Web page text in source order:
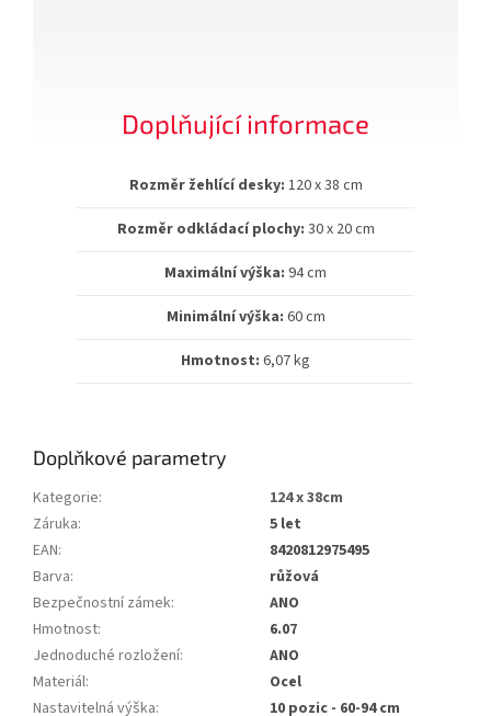
Doplňující informace
Rozměr žehlící desky: 120 x 38 cm
Rozměr odkládací plochy: 30 x 20 cm
Maximální výška: 94 cm
Minimální výška: 60 cm
Hmotnost: 6,07 kg
Doplňkové parametry
Kategorie:
124 x 38cm
Záruka:
5 let
EAN:
8420812975495
Barva:
růžová
Bezpečnostní zámek:
ANO
Hmotnost:
6.07
Jednoduché rozložení:
ANO
Materiál:
Ocel
Nastavitelná výška: 10 pozic - 60-94 cm